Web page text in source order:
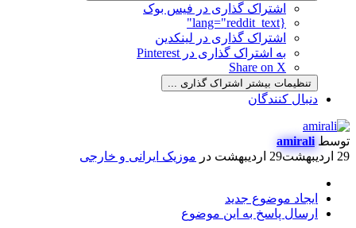
اشتراک گذاری در فیس بوک
{lang="reddit_text"
اشتراک گذاری در لینکدین
به اشتراک گذاری در Pinterest
Share on X
تنظیمات بیشتر اشتراک گذاری ...
دنبال کنندگان
توسطamirali
29 اردیبهشت
29 اردیبهشت در موزیک ایرانی و خارجی
ایجاد موضوع جدید
ارسال پاسخ به این موضوع